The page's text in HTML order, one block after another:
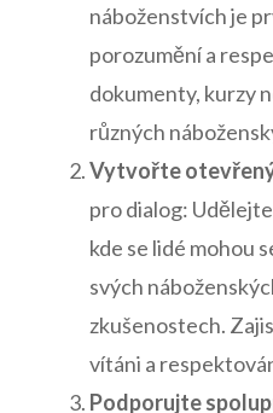
náboženstvích⁣ je
porozumění a
dokumenty, ⁢kurzy
různých‌
Vytvořte
pro ‌dialog:
kde se‌ lidé mohou​
svých
zkušenostech.​
vítáni⁤ a
Podporujte